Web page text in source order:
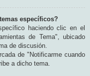
específicos?
haciendo clic en el
de Tema", ubicado
de discusión.
de "Notificarme cuando
a dicho tema.